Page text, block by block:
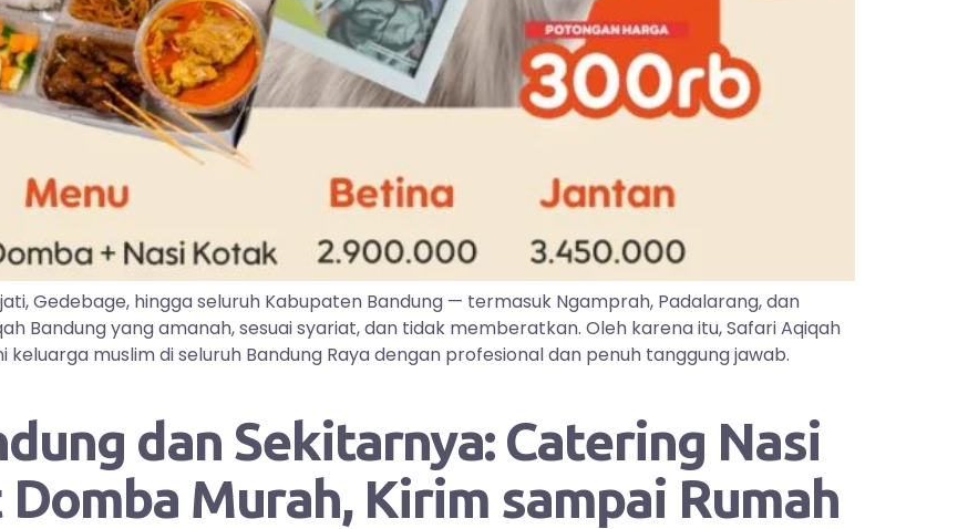
Gedebage, hingga seluruh Kabupaten Bandung — termasuk Ngamprah, Padalarang, dan
Bandung yang amanah, sesuai syariat, dan tidak memberatkan. Oleh karena itu, Safari Aqiqah
muslim di seluruh Bandung Raya dengan profesional dan penuh tanggung jawab.
dan Sekitarnya: Catering Nasi
Murah, Kirim sampai Rumah